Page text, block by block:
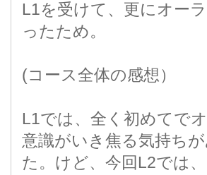
L1を受けて、更にオー
ったため。
(コース全体の感想）
L1では、全く初めてで
意識がいき焦る気持ち
た。けど、今回L2では